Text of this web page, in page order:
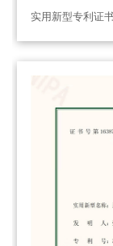
实用新型专利证